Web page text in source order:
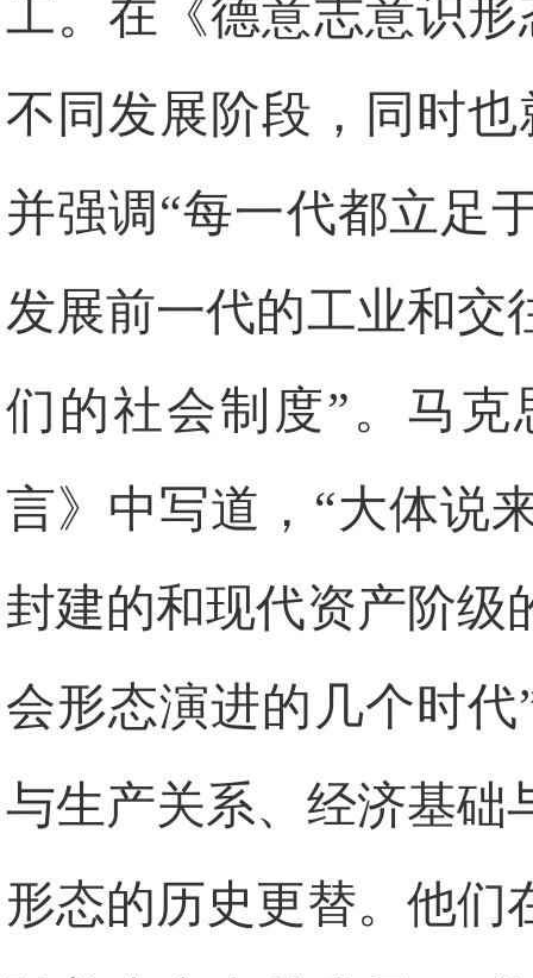
工。在《德意志意识
不同发展阶段，同时
并强调“每一代都立足
发展前一代的工业和交
们的社会制度”。马
言》中写道，“大体说
封建的和现代资产阶级
会形态演进的几个时
与生产关系、经济基础
形态的历史更替。他们